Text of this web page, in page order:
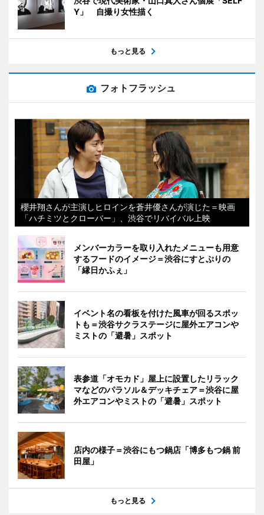
Y」 自撮り女性描く
もっと見る
フォトフラッシュ
櫻井翔さんが主演しヒロインを蒼井優さんが演じた＝映画
「ハチミツとクローバー」、渋谷でリバイバル上映
メンバーカラーを取り入れたメニューも用意
するフードのイメージ＝渋谷にすとぷりの
「縁日かふぇ」
イベント名の看板を付けた風車が回るスポッ
トも＝渋谷サクラステージに屋外エアコンや
ミストの「避暑」スポット
表参道「オモカド」屋上に設置したリラック
マなどのパラソル＆デッキチェア＝渋谷に屋
外エアコンやミストの「避暑」スポット
店内の様子＝渋谷にもつ鍋店「博多もつ鍋 前
田屋」
もっと見る